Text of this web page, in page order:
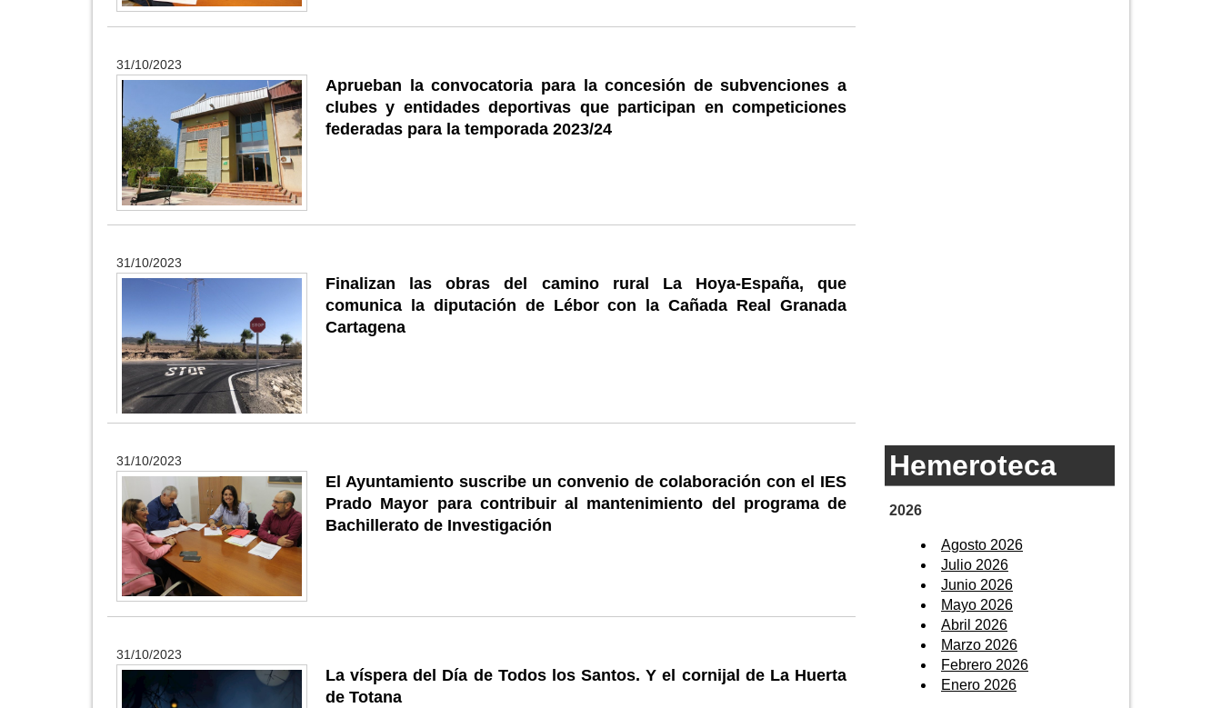
31/10/2023
Aprueban la convocatoria para la concesión de subvenciones a
clubes y entidades deportivas que participan en competiciones
federadas para la temporada 2023/24
31/10/2023
Finalizan las obras del camino rural La Hoya-España, que
comunica la diputación de Lébor con la Cañada Real Granada
Cartagena
31/10/2023
El Ayuntamiento suscribe un convenio de colaboración con el IES
Prado Mayor para contribuir al mantenimiento del programa de
Bachillerato de Investigación
31/10/2023
La víspera del Día de Todos los Santos. Y el cornijal de La Huerta
de Totana
Hemeroteca
2026
Agosto 2026
Julio 2026
Junio 2026
Mayo 2026
Abril 2026
Marzo 2026
Febrero 2026
Enero 2026